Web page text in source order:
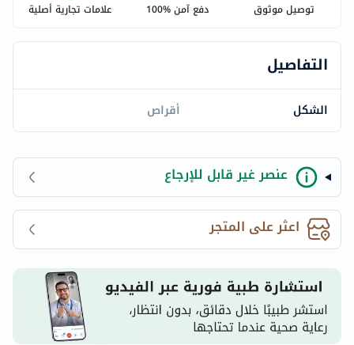
توصيل موثوق دفع آمن %100 علامات تجارية أصلية
التفاصيل
الشكل أقراص
عنصر غير قابل للإرجاع
اعثر على المتجر